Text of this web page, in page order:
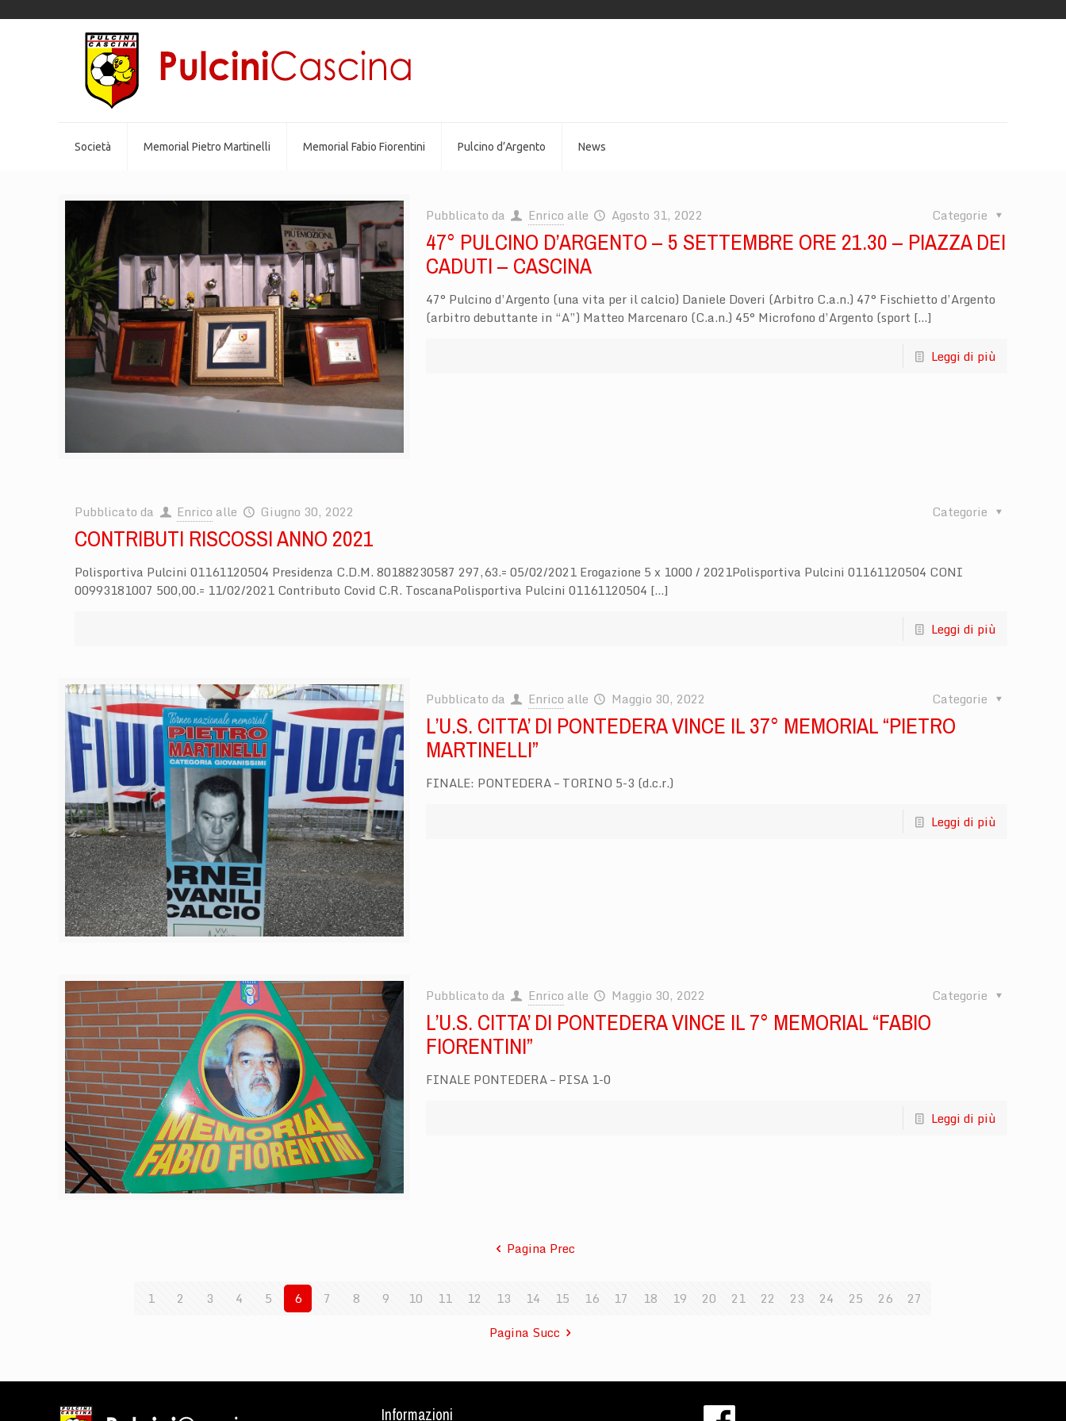
Società Memorial Pietro Martinelli Memorial Fabio Fiorentini Pulcino d’Argento News
Pubblicato da Enrico alle Agosto 31, 2022 Categorie
47° PULCINO D’ARGENTO – 5 SETTEMBRE ORE 21.30 – PIAZZA DEI
CADUTI – CASCINA
47° Pulcino d’Argento (una vita per il calcio) Daniele Doveri (Arbitro C.a.n.) 47° Fischietto d’Argento
(arbitro debuttante in “A”) Matteo Marcenaro (C.a.n.) 45° Microfono d’Argento (sport […]
Leggi di più
Pubblicato da Enrico alle Giugno 30, 2022 Categorie
CONTRIBUTI RISCOSSI ANNO 2021
Polisportiva Pulcini 01161120504 Presidenza C.D.M. 80188230587 297,63.= 05/02/2021 Erogazione 5 x 1000 / 2021Polisportiva Pulcini 01161120504 CONI
00993181007 500,00.= 11/02/2021 Contributo Covid C.R. ToscanaPolisportiva Pulcini 01161120504 […]
Leggi di più
Pubblicato da Enrico alle Maggio 30, 2022 Categorie
L’U.S. CITTA’ DI PONTEDERA VINCE IL 37° MEMORIAL “PIETRO
MARTINELLI”
FINALE: PONTEDERA – TORINO 5-3 (d.c.r.)
Leggi di più
Pubblicato da Enrico alle Maggio 30, 2022 Categorie
L’U.S. CITTA’ DI PONTEDERA VINCE IL 7° MEMORIAL “FABIO
FIORENTINI”
FINALE PONTEDERA – PISA 1-0
Leggi di più
Pagina Prec
1 2 3 4 5 6 7 8 9 10 11 12 13 14 15 16 17 18 19 20 21 22 23 24 25 26
27
Pagina Succ
Informazioni